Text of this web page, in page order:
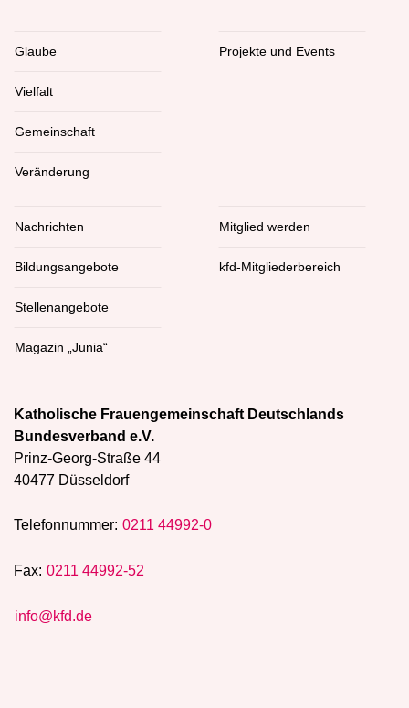
Glaube
Vielfalt
Gemeinschaft
Veränderung
Projekte und Events
Nachrichten
Bildungsangebote
Stellenangebote
Magazin „Junia“
Mitglied werden
kfd-Mitgliederbereich
Katholische Frauengemeinschaft Deutschlands
Bundesverband e.V.
Prinz-Georg-Straße 44
40477 Düsseldorf
Telefonnummer: 0211 44992-0
Fax: 0211 44992-52
info@kfd.de